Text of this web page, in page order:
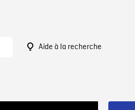
Aide à la recherche